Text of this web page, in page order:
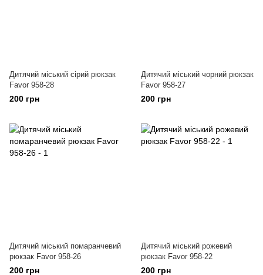
Дитячий міський сірий рюкзак
Favor 958-28
200 грн
Дитячий міський чорний рюкзак
Favor 958-27
200 грн
Дитячий міський помаранчевий
рюкзак Favor 958-26
200 грн
Дитячий міський рожевий
рюкзак Favor 958-22
200 грн